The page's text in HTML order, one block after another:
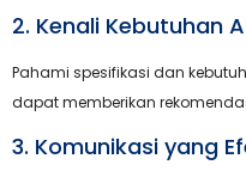
2. Kenali Kebutuhan
Pahami spesifikasi dan
dapat memberikan
3. Komunikasi yang